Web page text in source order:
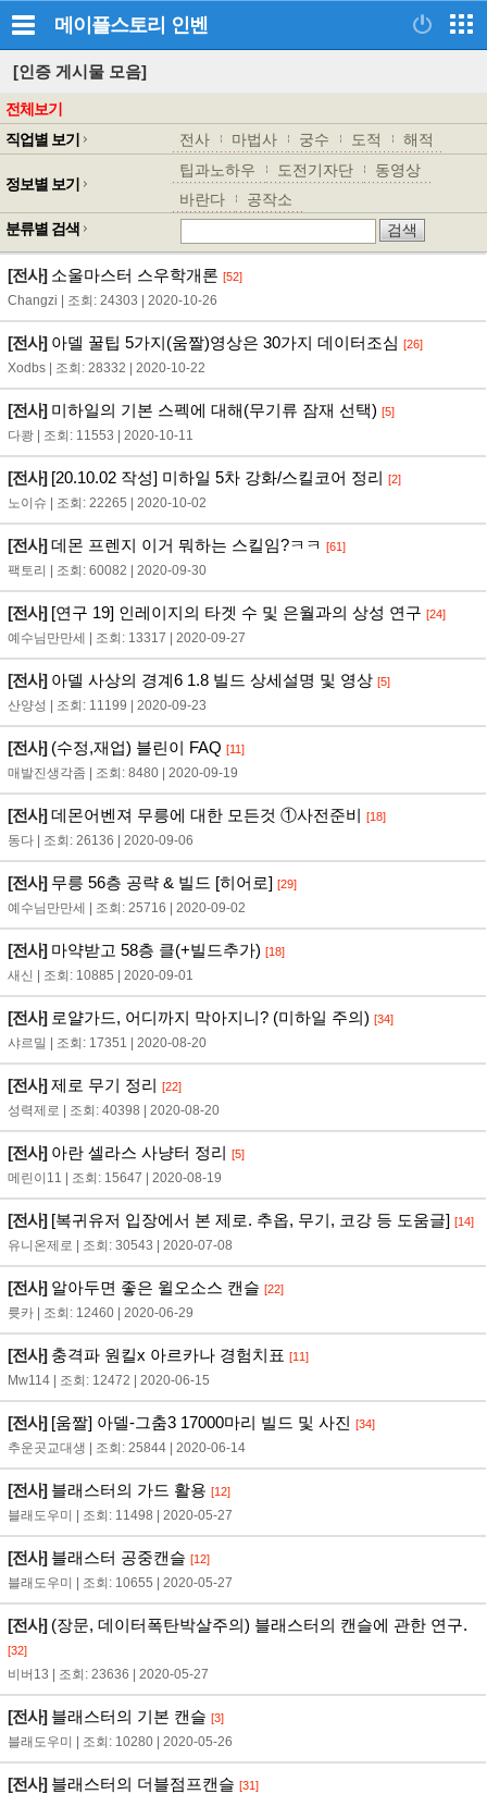
메이플스토리 인벤
[인증 게시물 모음]
전체보기
직업별 보기
전사 마법사 궁수 도적 해적
정보별 보기
팁과노하우 도전기자단
동영상
바란다
공작소
분류별 검색
[전사]소울마스터 스우학개론 [52]
Changzi | 조회: 24303 | 2020-10-26
[전사]아델 꿀팁 5가지(움짤)영상은 30가지 데이터조심 [26]
Xodbs | 조회: 28332 | 2020-10-22
[전사]미하일의 기본 스펙에 대해(무기류 잠재 선택) [5]
다쾅 | 조회: 11553 | 2020-10-11
[전사][20.10.02 작성] 미하일 5차 강화/스킬코어 정리 [2]
노이슈 | 조회: 22265 | 2020-10-02
[전사]데몬 프렌지 이거 뭐하는 스킬임?ㅋㅋ [61]
팩토리 | 조회: 60082 | 2020-09-30
[전사][연구 19] 인레이지의 타겟 수 및 은월과의 상성 연구 [24]
예수님만만세 | 조회: 13317 | 2020-09-27
[전사]아델 사상의 경계6 1.8 빌드 상세설명 및 영상 [5]
산양성 | 조회: 11199 | 2020-09-23
[전사](수정,재업) 블린이 FAQ [11]
매발진생각좀 | 조회: 8480 | 2020-09-19
[전사]데몬어벤져 무릉에 대한 모든것 ①사전준비 [18]
동다 | 조회: 26136 | 2020-09-06
[전사]무릉 56층 공략 & 빌드 [히어로] [29]
예수님만만세 | 조회: 25716 | 2020-09-02
[전사]마약받고 58층 클(+빌드추가) [18]
새신 | 조회: 10885 | 2020-09-01
[전사]로얄가드, 어디까지 막아지니? (미하일 주의) [34]
샤르밀 | 조회: 17351 | 2020-08-20
[전사]제로 무기 정리 [22]
성력제로 | 조회: 40398 | 2020-08-20
[전사]아란 셀라스 사냥터 정리 [5]
메린이11 | 조회: 15647 | 2020-08-19
[전사][복귀유저 입장에서 본 제로. 추옵, 무기, 코강 등 도움글] [14]
유니온제로 | 조회: 30543 | 2020-07-08
[전사]알아두면 좋은 윌오소스 캔슬 [22]
륫카 | 조회: 12460 | 2020-06-29
[전사]충격파 원킬x 아르카나 경험치표 [11]
Mw114 | 조회: 12472 | 2020-06-15
[전사][움짤] 아델-그춤3 17000마리 빌드 및 사진 [34]
추운곳교대생 | 조회: 25844 | 2020-06-14
[전사]블래스터의 가드 활용 [12]
블래도우미 | 조회: 11498 | 2020-05-27
[전사]블래스터 공중캔슬 [12]
블래도우미 | 조회: 10655 | 2020-05-27
[전사](장문, 데이터폭탄박살주의) 블래스터의 캔슬에 관한 연구.
[32]
비버13 | 조회: 23636 | 2020-05-27
[전사]블래스터의 기본 캔슬 [3]
블래도우미 | 조회: 10280 | 2020-05-26
[전사]블래스터의 더블점프캔슬 [31]